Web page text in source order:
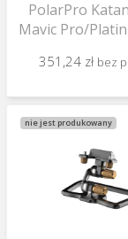
PolarPro
Mavic Pro/
351,24 zł bez
nie jest produkowany